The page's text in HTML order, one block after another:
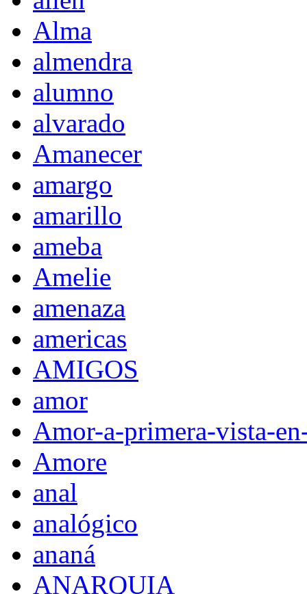
Alma
almendra
alumno
alvarado
Amanecer
amargo
amarillo
ameba
Amelie
amenaza
americas
AMIGOS
amor
Amor-a-primera-vista-
Amore
anal
analógico
ananá
ANARQUIA